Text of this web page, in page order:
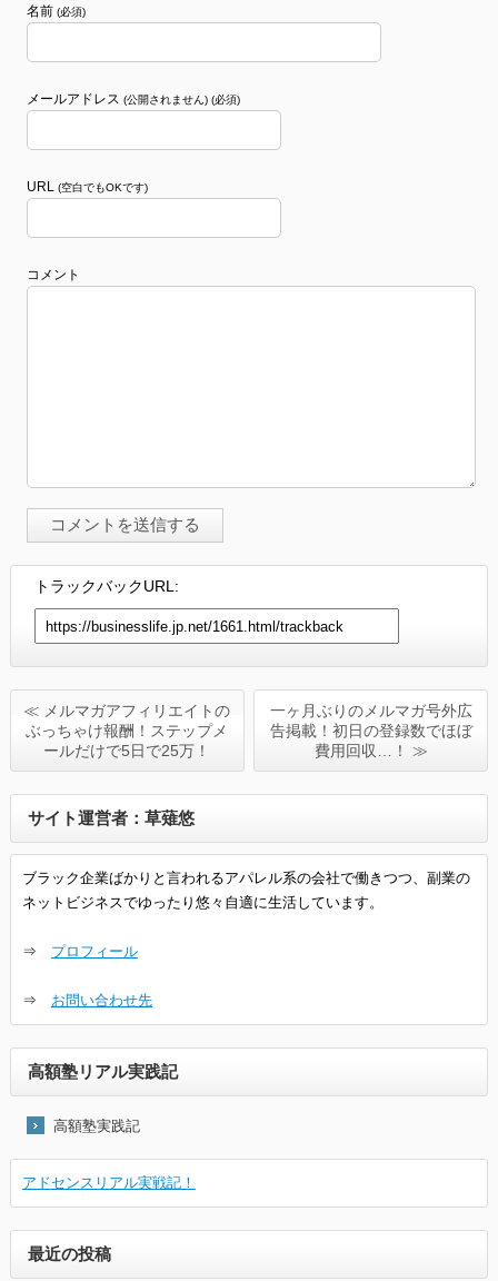
名前 (必須)
メールアドレス (公開されません) (必須)
URL (空白でもOKです)
コメント
トラックバックURL:
≪ メルマガアフィリエイトの
ぶっちゃけ報酬！ステップメ
ールだけで5日で25万！
一ヶ月ぶりのメルマガ号外広
告掲載！初日の登録数でほぼ
費用回収…！ ≫
サイト運営者：草薙悠
ブラック企業ばかりと言われるアパレル系の会社で働きつつ、副業の
ネットビジネスでゆったり悠々自適に生活しています。
⇒ プロフィール
⇒ お問い合わせ先
高額塾リアル実践記
高額塾実践記
アドセンスリアル実戦記！
最近の投稿